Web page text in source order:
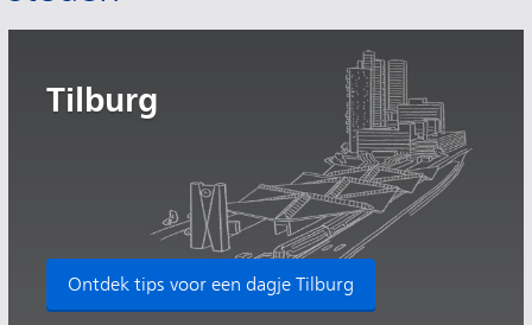
Tilburg
Ontdek tips voor een dagje Tilburg